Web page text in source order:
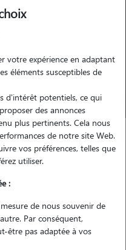
animal ?
Sitter
de l’intestin chez le chat
10/09/2025
votre expérience en adaptant
éléments susceptibles de
d'intérêt potentiels, ce qui
des annonces
plus pertinents. Cela nous
de notre site Web.
vos préférences, telles que
utiliser.
:
de nous souvenir de
Par conséquent,
être pas adaptée à vos